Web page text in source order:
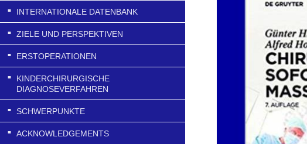
INTERNATIONALE DATENBANK
ZIELE UND PERSPEKTIVEN
ERSTOPERATIONEN
KINDERCHIRURGISCHE
DIAGNOSEVERFAHREN
SCHWERPUNKTE
ACKNOWLEDGEMENTS